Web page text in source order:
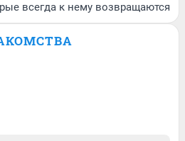
всегда к нему возвращаются